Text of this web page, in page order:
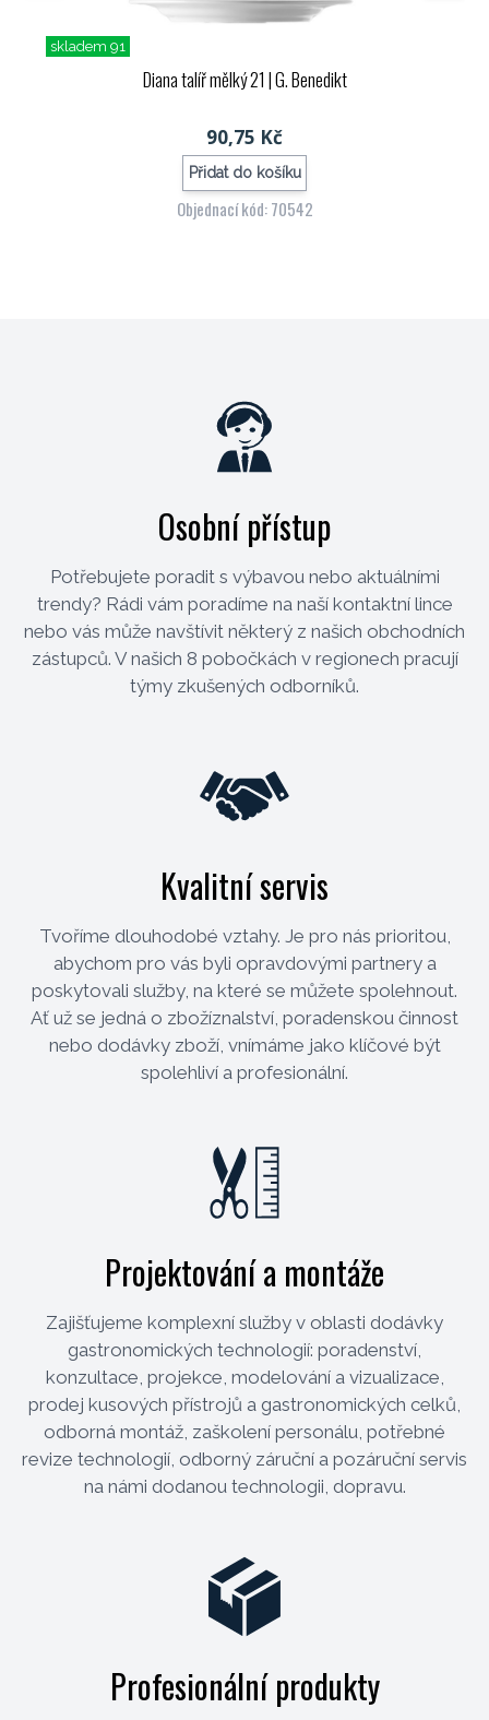
skladem 91
Diana talíř mělký 21 | G. Benedikt
90,75 Kč
Přidat do košíku
Objednací kód: 70542
Osobní přístup
Potřebujete poradit s výbavou nebo aktuálními
trendy? Rádi vám poradíme na naší kontaktní lince
nebo vás může navštívit některý z našich obchodních
zástupců. V našich 8 pobočkách v regionech pracují
týmy zkušených odborníků.
Kvalitní servis
Tvoříme dlouhodobé vztahy. Je pro nás prioritou,
abychom pro vás byli opravdovými partnery a
poskytovali služby, na které se můžete spolehnout.
Ať už se jedná o zbožíznalství, poradenskou činnost
nebo dodávky zboží, vnímáme jako klíčové být
spolehliví a profesionální.
Projektování a montáže
Zajišťujeme komplexní služby v oblasti dodávky
gastronomických technologií: poradenství,
konzultace, projekce, modelování a vizualizace,
prodej kusových přístrojů a gastronomických celků,
odborná montáž, zaškolení personálu, potřebné
revize technologií, odborný záruční a pozáruční servis
na námi dodanou technologii, dopravu.
Profesionální produkty